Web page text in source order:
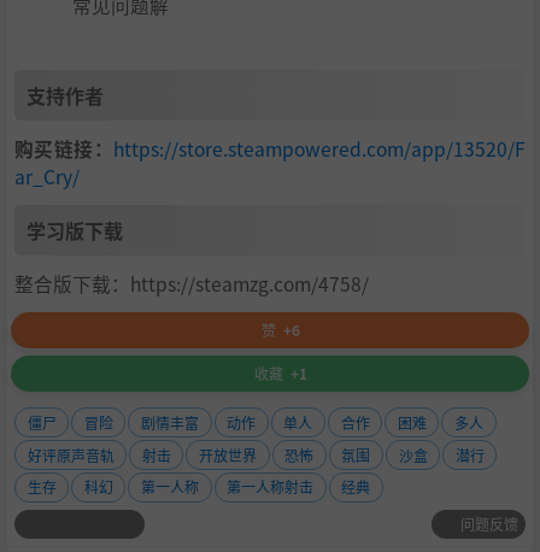
支持作者
购买链接： https://store.steampowered.com/app/13520/F
ar_Cry/
学习版下载
整合版下载：https://steamzg.com/4758/
赞 +6
收藏 +1
僵尸 冒险 剧情丰富 动作 单人 合作 困难
多人
好评原声音轨
射击 开放世界 恐怖 氛围 沙盒
潜行
生存
科幻 第一人称 第一人称射击
经典
问题反馈